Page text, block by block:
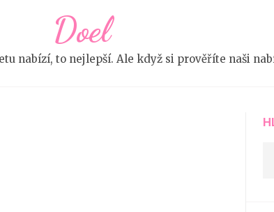
Doel
nabízí, to nejlepší. Ale když si prověříte naši